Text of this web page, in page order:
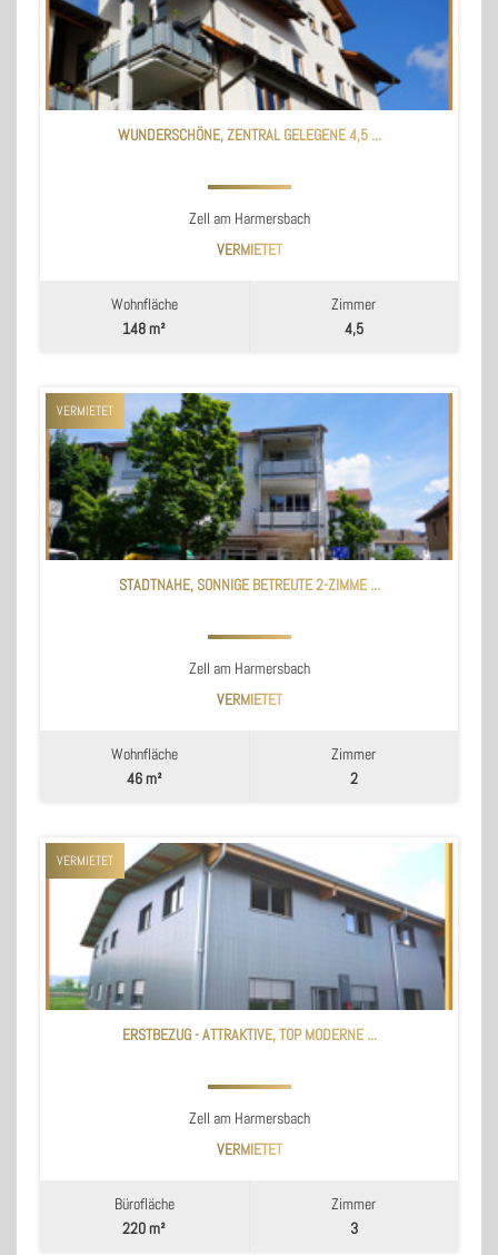
WUNDERSCHÖNE, ZENTRAL GELEGENE 4,5 ...
Zell am Harmersbach
VERMIETET
Wohnfläche
148 m²
Zimmer
4,5
VERMIETET
STADTNAHE, SONNIGE BETREUTE 2-ZIMME ...
Zell am Harmersbach
VERMIETET
Wohnfläche
46 m²
Zimmer
2
VERMIETET
ERSTBEZUG - ATTRAKTIVE, TOP MODERNE ...
Zell am Harmersbach
VERMIETET
Bürofläche
220 m²
Zimmer
3